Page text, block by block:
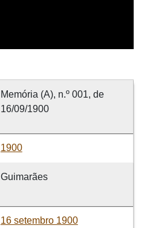
Memória (A), n.º 001, de
16/09/1900
1900
Guimarães
16 setembro 1900